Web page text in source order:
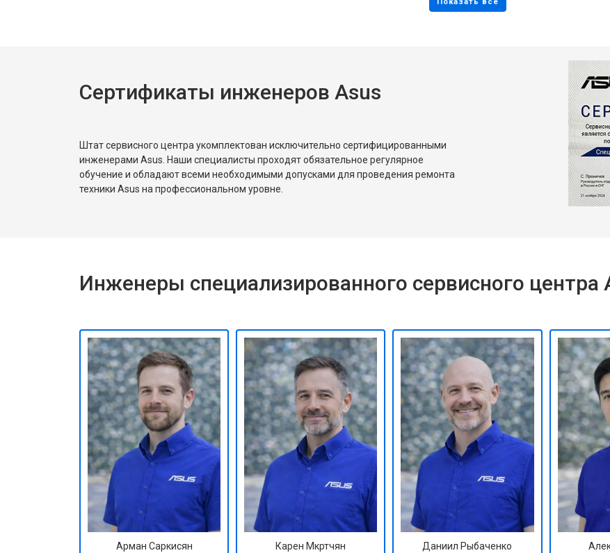
Сертификаты инженеров Asus
Штат сервисного центра укомплектован исключительно сертифицированными
инженерами Asus. Наши специалисты проходят обязательное регулярное
обучение и обладают всеми необходимыми допусками для проведения ремонта
техники Asus на профессиональном уровне.
Инженеры специализированного сервисного центра
Арман Саркисян Карен Мкртчян Даниил Рыбаченко